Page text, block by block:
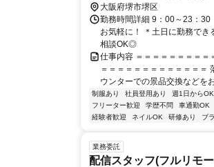
大阪府堺市堺区
勤務時間詳細 9：00～23：30
お気軽に！ ＊土日に勤務でき
相談OK◎
仕事内容 ＝＝＝＝＝＝＝＝＝
＝＝＝＝＝＝＝＝＝＝＝＝＝
ウンターでの景品交換などを
制服あり 社員登用あり 週1日からOK
フリーター歓迎
学歴不問 車通勤OK
経験者歓迎
ネイルOK 研修あり ブ
業務委託
配信スタッフ(フルリモ